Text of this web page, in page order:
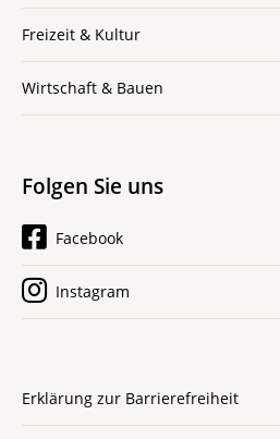
Freizeit & Kultur
Wirtschaft & Bauen
Folgen Sie uns
Facebook
Instagram
Erklärung zur Barrierefreiheit